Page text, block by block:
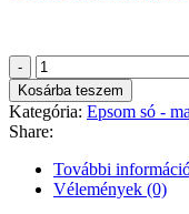
Epsom
-
magnézium
fürdősó
-
SPORT
950g
mennyiség
Kosárba teszem
Kategória: Epsom só -
Share:
További
Vélemények (0)